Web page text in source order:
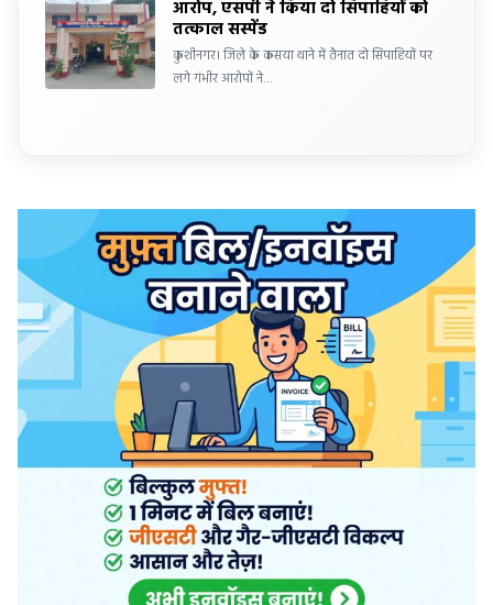
आरोप, एसपी ने किया दो सिपाहियों को
तत्काल सस्पेंड
कुशीनगर। जिले के कसया थाने में तैनात दो सिपाहियों पर
लगे गंभीर आरोपों ने…